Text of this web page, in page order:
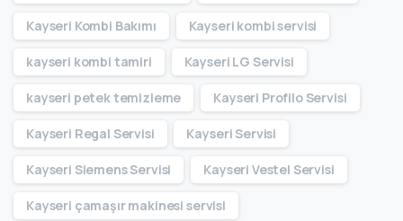
Kayseri Kombi Bakımı Kayseri kombi servisi
kayseri kombi tamiri Kayseri LG Servisi
kayseri petek temizleme Kayseri Profilo Servisi
Kayseri Regal Servisi Kayseri Servisi
Kayseri Siemens Servisi Kayseri Vestel Servisi
Kayseri çamaşır makinesi servisi